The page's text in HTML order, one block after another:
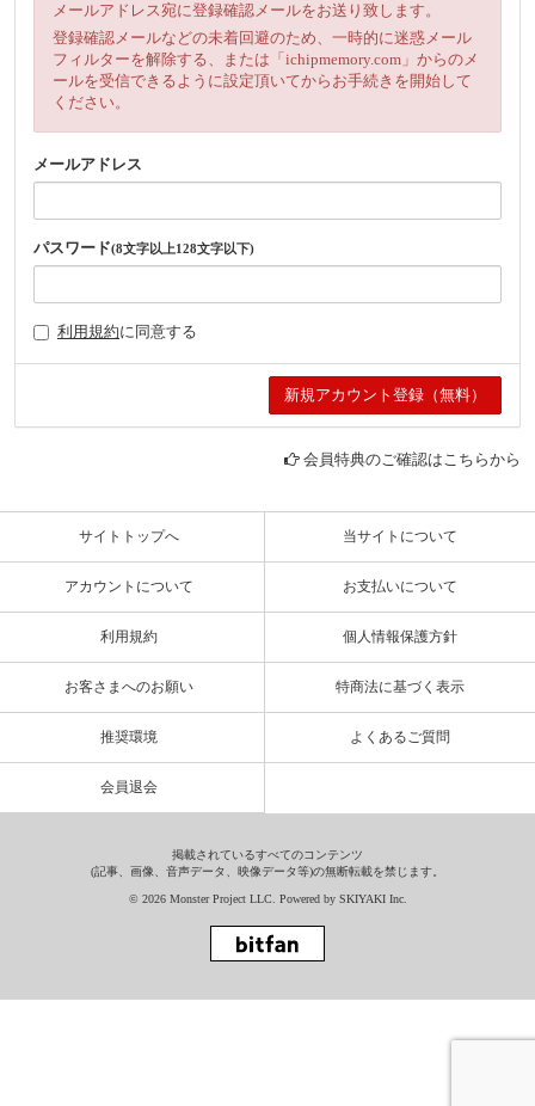
メールアドレス宛に登録確認メールをお送り致します。
登録確認メールなどの未着回避のため、一時的に迷惑メール
フィルターを解除する、または「ichipmemory.com」からのメ
ールを受信できるように設定頂いてからお手続きを開始して
ください。
メールアドレス
パスワード(8文字以上128文字以下)
利用規約に同意する
会員特典のご確認はこちらから
サイトトップへ 当サイトについて
アカウントについて お支払いについて
利用規約 個人情報保護方針
お客さまへのお願い 特商法に基づく表示
推奨環境 よくあるご質問
会員退会
掲載されているすべてのコンテンツ
(記事、画像、音声データ、映像データ等)の無断転載を禁じます。
© 2026 Monster Project LLC. Powered by SKIYAKI Inc.